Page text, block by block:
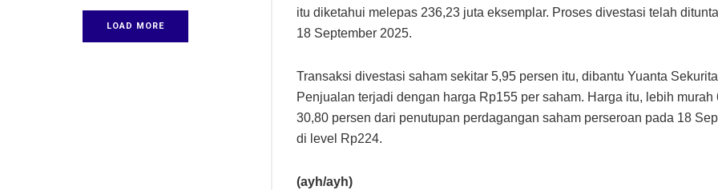
LOAD MORE
itu diketahui melepas 236,23 juta eksemplar. Proses divestasi telah
18 September 2025.
Transaksi divestasi saham sekitar 5,95 persen itu, dibantu Yuanta
Penjualan terjadi dengan harga Rp155 per saham. Harga itu, lebih murah
30,80 persen dari penutupan perdagangan saham perseroan pada 18
di level Rp224.
(ayh/ayh)